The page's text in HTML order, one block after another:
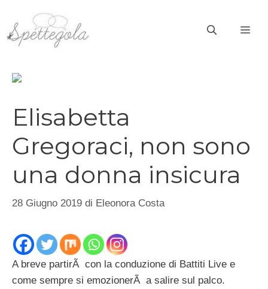
contenuto
Elisabetta
Gregoraci, non sono
una donna insicura
28 Giugno 2019 di Eleonora Costa
A breve partirÃ con la conduzione di Battiti Live e
come sempre si emozionerÃ a salire sul palco.